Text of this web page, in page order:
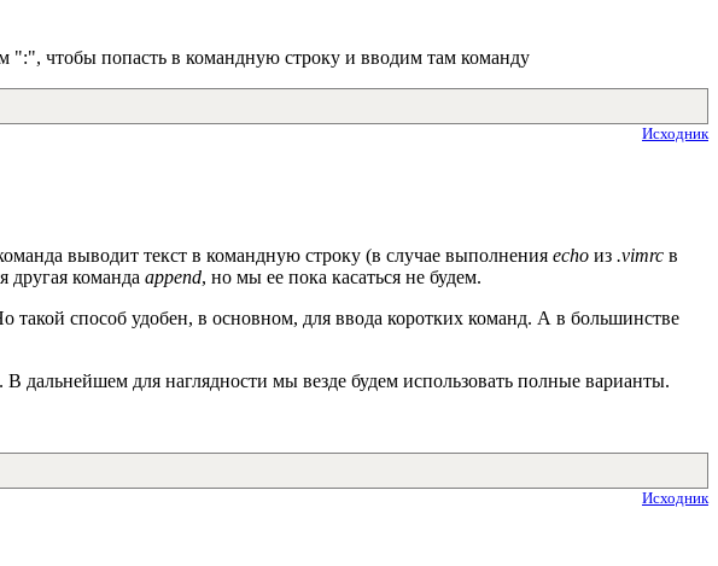
":", чтобы попасть в командную строку и вводим там команду
Исходник
выводит текст в командную строку (в случае выполнения echo из .vimrc в
другая команда append, но мы ее пока касаться не будем.
способ удобен, в основном, для ввода коротких команд. А в большинстве
. В дальнейшем для наглядности мы везде будем использовать полные варианты.
Исходник